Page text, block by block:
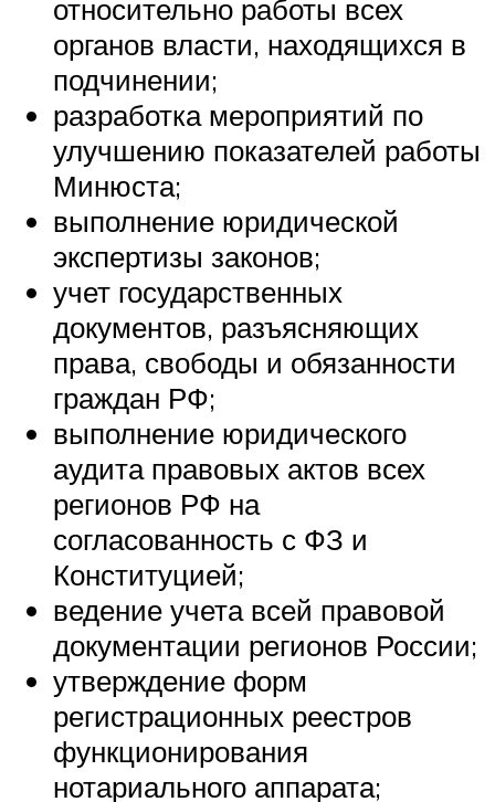
относительно работы всех
органов власти, находящихся в
подчинении;
разработка мероприятий по
улучшению показателей работы
Минюста;
выполнение юридической
экспертизы законов;
учет государственных
документов, разъясняющих
права, свободы и обязанности
граждан РФ;
выполнение юридического
аудита правовых актов всех
регионов РФ на
согласованность с ФЗ и
Конституцией;
ведение учета всей правовой
документации регионов России;
утверждение форм
регистрационных реестров
функционирования
нотариального аппарата;